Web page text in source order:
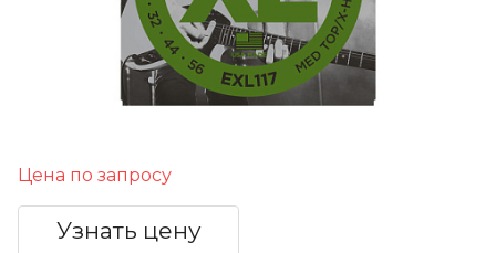
Цена по запросу
Узнать цену